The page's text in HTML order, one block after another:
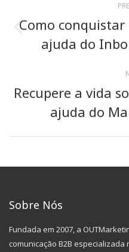
navigation
Como conquistar
ajuda do
Recupere a vida
ajuda do
Sobre Nós
Fundada em 2007, a
comunicação B2B